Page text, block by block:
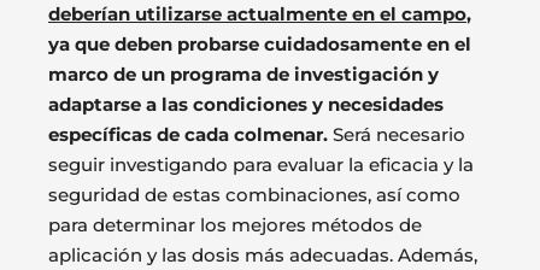
deberían utilizarse actualmente en el campo,
ya que deben probarse cuidadosamente en el
marco de un programa de investigación y
adaptarse a las condiciones y necesidades
específicas de cada colmenar. Será necesario
seguir investigando para evaluar la eficacia y la
seguridad de estas combinaciones, así como
para determinar los mejores métodos de
aplicación y las dosis más adecuadas. Además,